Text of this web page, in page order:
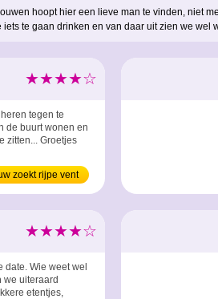
hoopt hier een lieve man te vinden, niet
te gaan drinken en van daar uit zien we wel
★★★★☆
tegen te
de buurt wonen en
zitten... Groetjes
zoekt rijpe vent
★★★★☆
date. Wie weet wel
we uiteraard
etentjes,